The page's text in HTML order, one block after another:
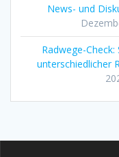
News- und
Radwege-
unterschiedlicher